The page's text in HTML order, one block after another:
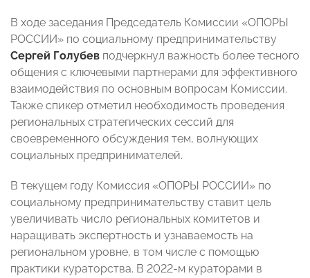
В ходе заседания Председатель Комиссии «ОПОРЫ
РОССИИ» по социальному предпринимательству
Сергей Голубев подчеркнул важность более тесного
общения с ключевыми партнерами для эффективного
взаимодействия по основным вопросам Комиссии.
Также спикер отметил необходимость проведения
региональных стратегических сессий для
своевременного обсуждения тем, волнующих
социальных предпринимателей.
В текущем году Комиссия «ОПОРЫ РОССИИ» по
социальному предпринимательству ставит цель
увеличивать число региональных комитетов и
наращивать экспертность и узнаваемость на
региональном уровне, в том числе с помощью
практики кураторства. В 2022-м кураторами в